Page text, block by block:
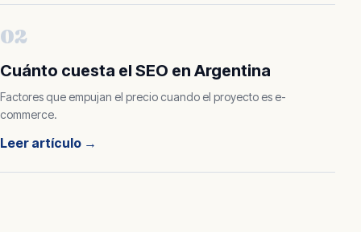
02
Cuánto cuesta el SEO en Argentina
Factores que empujan el precio cuando el proyecto es e-
commerce.
Leer artículo →